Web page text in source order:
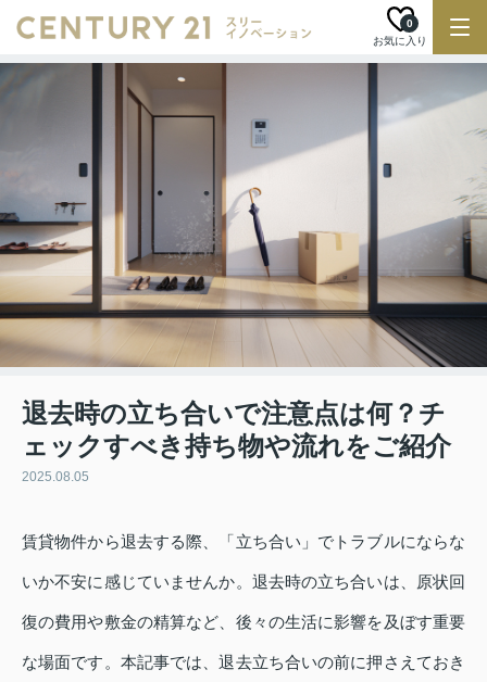
お気に入り
0
退去時の立ち合いで注意点は何？チ
ェックすべき持ち物や流れをご紹介
2025.08.05
賃貸物件から退去する際、「立ち合い」でトラブルにならな
いか不安に感じていませんか。退去時の立ち合いは、原状回
復の費用や敷金の精算など、後々の生活に影響を及ぼす重要
な場面です。本記事では、退去立ち合いの前に押さえておき